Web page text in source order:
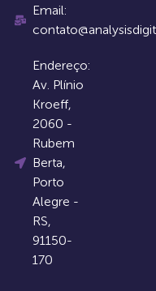
Email:
Endereço:
Av. Plínio
Kroeff,
2060 -
Rubem
Berta,
Porto
Alegre -
RS,
91150-
170